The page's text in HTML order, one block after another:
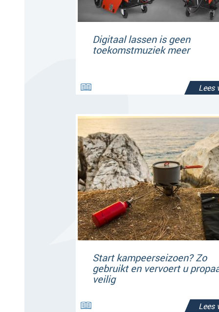
Digitaal lassen is geen
toekomstmuziek meer
Lees
Start kampeerseizoen? Zo
gebruikt en vervoert u
veilig
Lees